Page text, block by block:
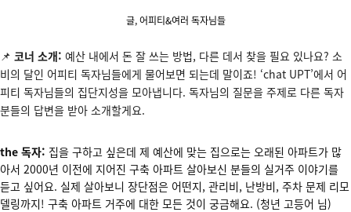
글,어피티&여러 독자님들
📌 코너 소개: 예산 내에서 돈 잘 쓰는 방법, 다른 데서 찾을 필요 있나요? 소
비의 달인 어피티 독자님들에게 물어보면 되는데 말이죠! ‘chat UPT’에서 어
피티 독자님들의 집단지성을 모아냅니다. 독자님의 질문을 주제로 다른 독자
분들의 답변을 받아 소개할게요.
the 독자: 집을 구하고 싶은데 제 예산에 맞는 집으로는 오래된 아파트가 많
아서 2000년 이전에 지어진 구축 아파트 살아보신 분들의 실거주 이야기를
듣고 싶어요. 실제 살아보니 장단점은 어떤지, 관리비, 난방비, 주차 문제 리모
델링까지! 구축 아파트 거주에 대한 모든 것이 궁금해요. (청년 고등어 님)